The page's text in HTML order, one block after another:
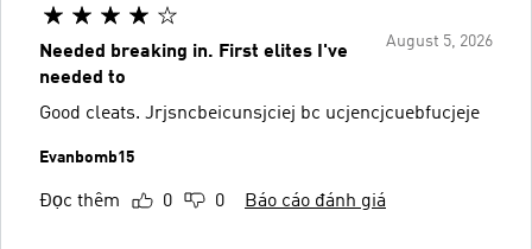
August 5, 2026
Needed breaking in. First elites I've
needed to
Good cleats. Jrjsncbeicunsjciej bc ucjencjcuebfucjeje
Evanbomb15
Đọc thêm 0 0 Báo cáo đánh giá